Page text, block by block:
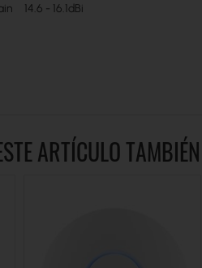
14.6 - 16.1dBi
ARTÍCULO